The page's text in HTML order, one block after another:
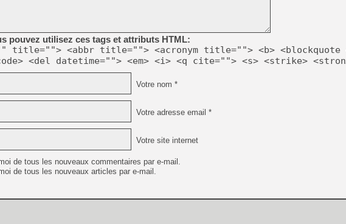
[GK] Beast of
[GK] Ubisoft : fin de partie
[GK] Mémoire cash -
[GK] Dan Houser (GTA)
[GK] Comment EA Sports
[GK] Crimson Moon : un
[GK] Isle of Reveries : le
[GK] Moonlighter 2 : The
[GK] Capcom relance
[Mo5] Deux inédits du
[GK] Le beat'em up The
[GK] Endless Legend 2 :
[LS] [PS5] Premiers
pouvez utilisez ces tags et attributs HTML:
title=""> <abbr title=""> <acronym title=""> <b> <blockquote
<del datetime=""> <em> <i> <q cite=""> <s> <strike>
Votre nom *
Votre adresse email *
Votre site internet
de tous les nouveaux commentaires par e-mail.
de tous les nouveaux articles par e-mail.